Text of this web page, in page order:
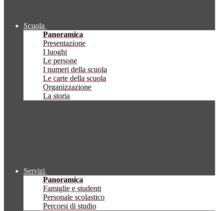
Scuola
Panoramica
Presentazione
I luoghi
Le persone
I numeri della scuola
Le carte della scuola
Organizzazione
La storia
Servizi
Panoramica
Famiglie e studenti
Personale scolastico
Percorsi di studio